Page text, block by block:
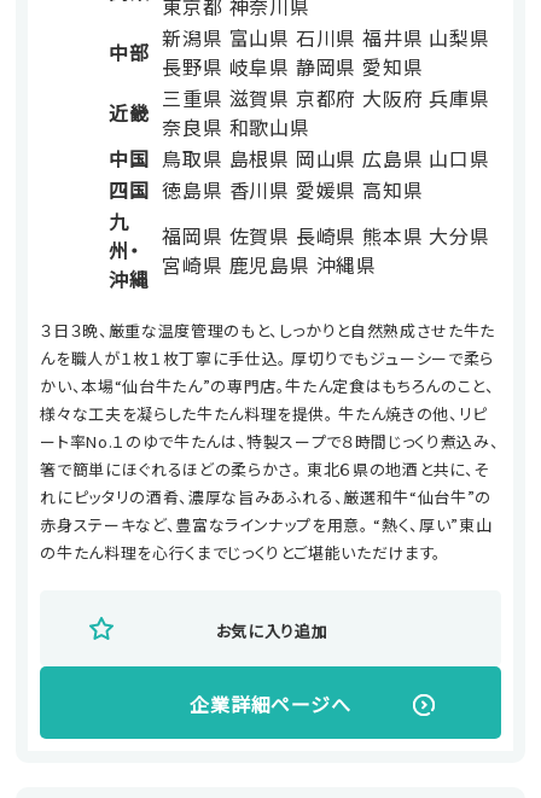
東京都 神奈川県
中部 新潟県 富山県 石川県 福井県 山梨県
長野県 岐阜県 静岡県 愛知県
近畿 三重県 滋賀県 京都府 大阪府 兵庫県
奈良県 和歌山県
中国 鳥取県 島根県 岡山県 広島県 山口県
四国 徳島県 香川県 愛媛県 高知県
九
州・
沖縄
福岡県 佐賀県 長崎県 熊本県 大分県
宮崎県 鹿児島県 沖縄県
３日３晩、厳重な温度管理のもと、しっかりと自然熟成させた牛た
んを職人が１枚１枚丁寧に手仕込。 厚切りでもジューシーで柔ら
かい、本場“仙台牛たん”の専門店。牛たん定食はもちろんのこと、
様々な工夫を凝らした牛たん料理を提供。 牛たん焼きの他、リピ
ート率No.１のゆで牛たんは、特製スープで８時間じっくり煮込み、
箸で簡単にほぐれるほどの柔らかさ。 東北６県の地酒と共に、そ
れにピッタリの酒肴、濃厚な旨みあふれる、厳選和牛“仙台牛”の
赤身ステーキなど、豊富なラインナップを用意。 “熱く、厚い”東山
の牛たん料理を心行くまでじっくりとご堪能いただけます。
お気に入り追加
企業詳細ページへ